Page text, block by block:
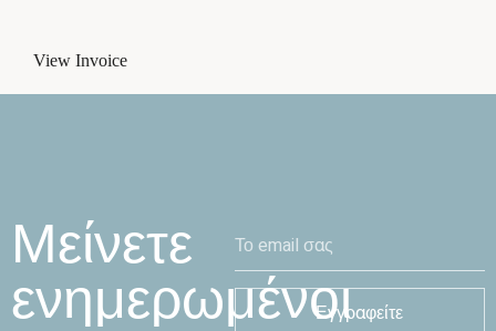
View Invoice
Μείνετε
ενημερωμένοι